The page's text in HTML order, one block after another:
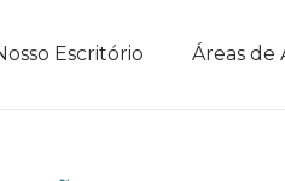
Escritório Áreas de